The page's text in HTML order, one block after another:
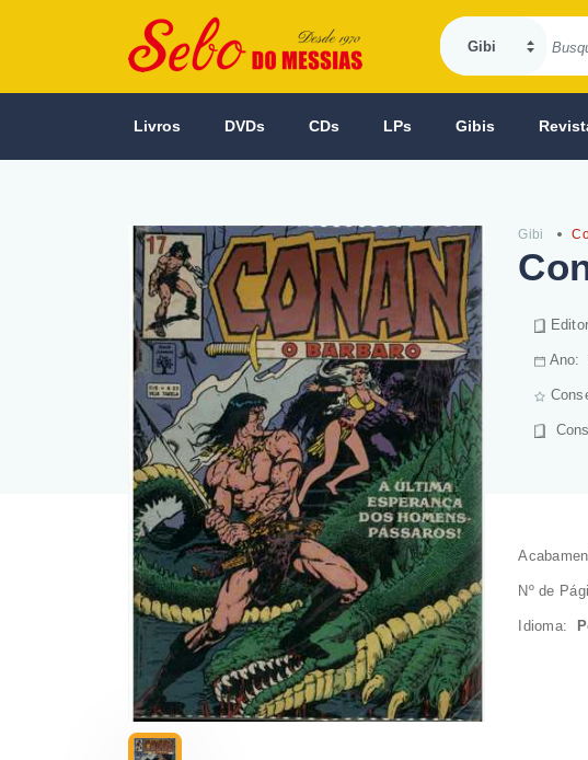
Livros DVDs CDs LPs Gibis
Gibi
Nº de
Idioma: